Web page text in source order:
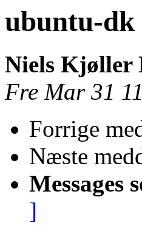
ubuntu-dk
Niels Kjøller
Fre Mar 31
Forrige
Næste
Messages
]